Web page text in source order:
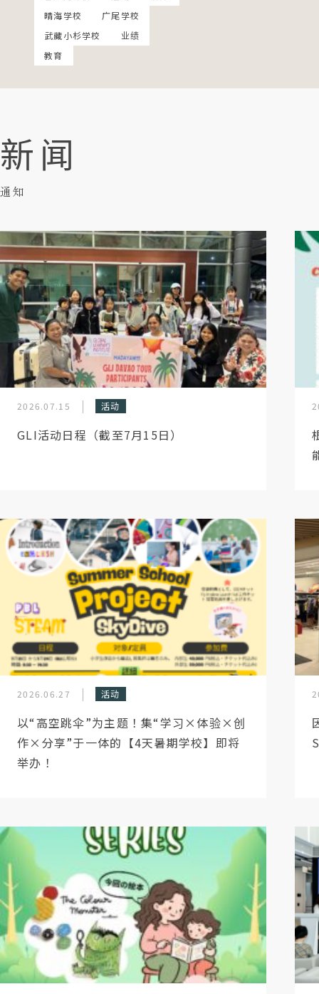
晴海学校
广尾学校
武藏小杉学校
业绩
教育
新闻
通知
2026.07.15 活动
GLI活动日程（截至7月15日）
2026.06.27 活动
以“高空跳伞”为主题！集“学习×体验×创
作×分享”于一体的【4天暑期学校】即将
举办！